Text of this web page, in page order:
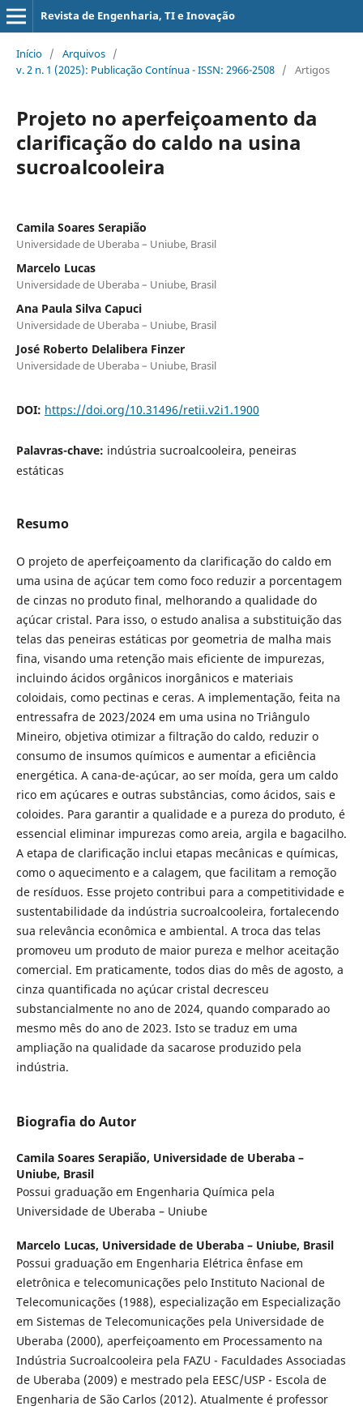
Revista de Engenharia, TI e Inovação
Início / Arquivos /
v. 2 n. 1 (2025): Publicação Contínua - ISSN: 2966-2508 / Artigos
Projeto no aperfeiçoamento da
clarificação do caldo na usina
sucroalcooleira
Camila Soares Serapião
Universidade de Uberaba – Uniube, Brasil
Marcelo Lucas
Universidade de Uberaba – Uniube, Brasil
Ana Paula Silva Capuci
Universidade de Uberaba – Uniube, Brasil
José Roberto Delalibera Finzer
Universidade de Uberaba – Uniube, Brasil
DOI: https://doi.org/10.31496/retii.v2i1.1900
Palavras-chave: indústria sucroalcooleira, peneiras
estáticas
Resumo
O projeto de aperfeiçoamento da clarificação do caldo em
uma usina de açúcar tem como foco reduzir a porcentagem
de cinzas no produto final, melhorando a qualidade do
açúcar cristal. Para isso, o estudo analisa a substituição das
telas das peneiras estáticas por geometria de malha mais
fina, visando uma retenção mais eficiente de impurezas,
incluindo ácidos orgânicos inorgânicos e materiais
coloidais, como pectinas e ceras. A implementação, feita na
entressafra de 2023/2024 em uma usina no Triângulo
Mineiro, objetiva otimizar a filtração do caldo, reduzir o
consumo de insumos químicos e aumentar a eficiência
energética. A cana-de-açúcar, ao ser moída, gera um caldo
rico em açúcares e outras substâncias, como ácidos, sais e
coloides. Para garantir a qualidade e a pureza do produto, é
essencial eliminar impurezas como areia, argila e bagacilho.
A etapa de clarificação inclui etapas mecânicas e químicas,
como o aquecimento e a calagem, que facilitam a remoção
de resíduos. Esse projeto contribui para a competitividade e
sustentabilidade da indústria sucroalcooleira, fortalecendo
sua relevância econômica e ambiental. A troca das telas
promoveu um produto de maior pureza e melhor aceitação
comercial. Em praticamente, todos dias do mês de agosto, a
cinza quantificada no açúcar cristal decresceu
substancialmente no ano de 2024, quando comparado ao
mesmo mês do ano de 2023. Isto se traduz em uma
ampliação na qualidade da sacarose produzido pela
indústria.
Biografia do Autor
Camila Soares Serapião, Universidade de Uberaba –
Uniube, Brasil
Possui graduação em Engenharia Química pela
Universidade de Uberaba – Uniube
Marcelo Lucas, Universidade de Uberaba – Uniube, Brasil
Possui graduação em Engenharia Elétrica ênfase em
eletrônica e telecomunicações pelo Instituto Nacional de
Telecomunicações (1988), especialização em Especialização
em Sistemas de Telecomunicações pela Universidade de
Uberaba (2000), aperfeiçoamento em Processamento na
Indústria Sucroalcooleira pela FAZU - Faculdades Associadas
de Uberaba (2009) e mestrado pela EESC/USP - Escola de
Engenharia de São Carlos (2012). Atualmente é professor